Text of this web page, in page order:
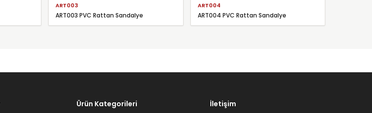
ART003
ART003 PVC Rattan Sandalye
ART004
ART004 PVC Rattan Sandalye
Ürün Kategorileri İletişim